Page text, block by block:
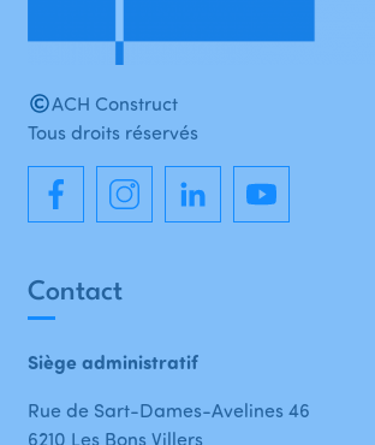
Contact
Siège administratif
Rue de Sart-Dames-Avelines 46
6210 Les Bons Villers
ACH Construct
Tous droits réservés